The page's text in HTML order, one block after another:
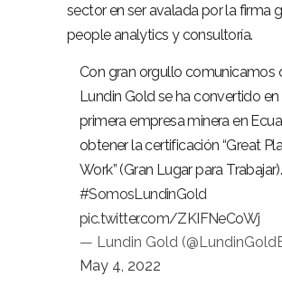
sector en ser avalada por la firma
people analytics y consultoría.
Con gran orgullo comunicamos
Lundin Gold se ha convertido en
primera empresa minera en
obtener la certificación “Great
Work” (Gran Lugar para Trabajar).
#SomosLundinGold
pic.twitter.com/ZKIFNeCoWj
— Lundin Gold
May 4, 2022